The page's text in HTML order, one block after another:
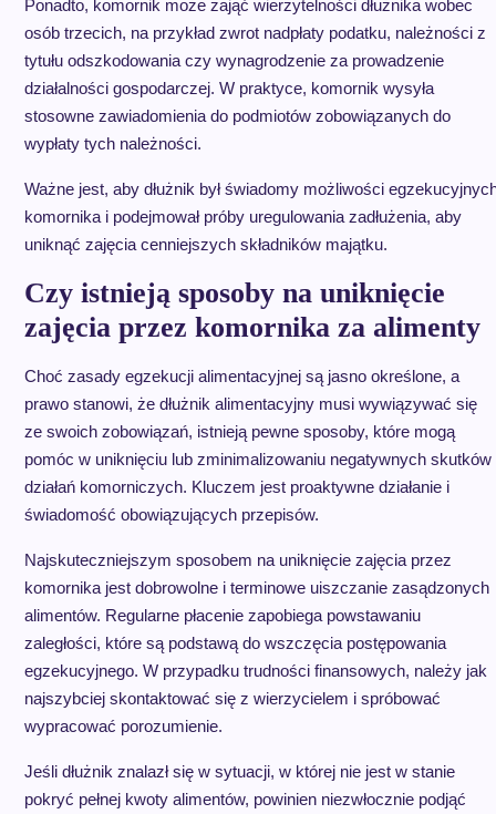
Ponadto, komornik może zająć wierzytelności dłużnika wobec
osób trzecich, na przykład zwrot nadpłaty podatku, należności z
tytułu odszkodowania czy wynagrodzenie za prowadzenie
działalności gospodarczej. W praktyce, komornik wysyła
stosowne zawiadomienia do podmiotów zobowiązanych do
wypłaty tych należności.
Ważne jest, aby dłużnik był świadomy możliwości
komornika i podejmował próby uregulowania zadłużenia, aby
uniknąć zajęcia cenniejszych składników majątku.
Czy istnieją sposoby na uniknięcie
zajęcia przez komornika za alimenty
Choć zasady egzekucji alimentacyjnej są jasno określone, a
prawo stanowi, że dłużnik alimentacyjny musi wywiązywać się
ze swoich zobowiązań, istnieją pewne sposoby, które mogą
pomóc w uniknięciu lub zminimalizowaniu negatywnych skutków
działań komorniczych. Kluczem jest proaktywne działanie i
świadomość obowiązujących przepisów.
Najskuteczniejszym sposobem na uniknięcie zajęcia przez
komornika jest dobrowolne i terminowe uiszczanie zasądzonych
alimentów. Regularne płacenie zapobiega powstawaniu
zaległości, które są podstawą do wszczęcia postępowania
egzekucyjnego. W przypadku trudności finansowych, należy jak
najszybciej skontaktować się z wierzycielem i spróbować
wypracować porozumienie.
Jeśli dłużnik znalazł się w sytuacji, w której nie jest w stanie
pokryć pełnej kwoty alimentów, powinien niezwłocznie podjąć